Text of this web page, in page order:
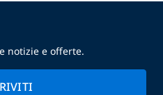
notizie e offerte.